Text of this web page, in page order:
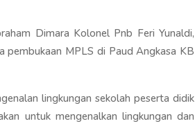
Dimara Kolonel Pnb Feri Yunaldi,
pembukaan MPLS di Paud Angkasa KB
lingkungan sekolah peserta didik
untuk mengenalkan lingkungan dan